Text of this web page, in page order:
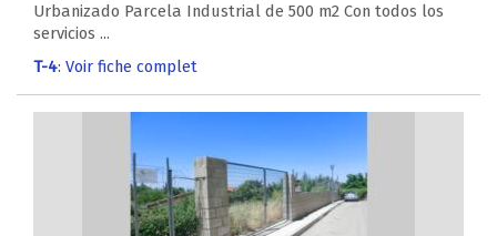
Urbanizado Parcela Industrial de 500 m2 Con todos los
servicios ...
T-4: Voir fiche complet